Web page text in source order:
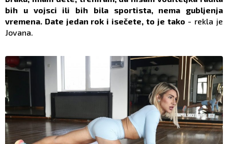
bih u vojsci ili bih bila sportista, nema gubljenja
vremena. Date jedan rok i isečete, to je tako - rekla je
Jovana.